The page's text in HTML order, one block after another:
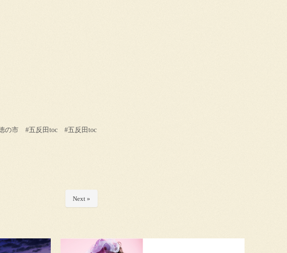
の市 #五反田toc #五反田toc
Next »